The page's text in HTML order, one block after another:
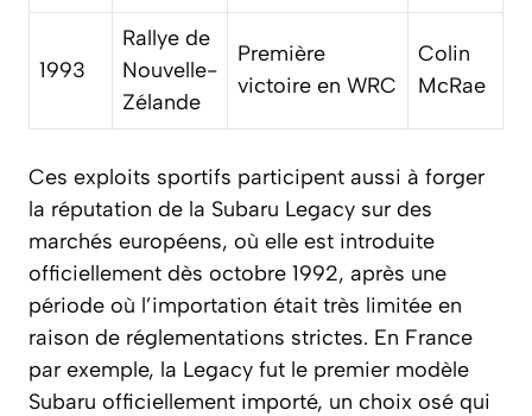
1993
Rallye de
Nouvelle-
Zélande
Première
victoire en WRC
Colin
McRae
Ces exploits sportifs participent aussi à forger
la réputation de la Subaru Legacy sur des
marchés européens, où elle est introduite
officiellement dès octobre 1992, après une
période où l’importation était très limitée en
raison de réglementations strictes. En France
par exemple, la Legacy fut le premier modèle
Subaru officiellement importé, un choix osé qui